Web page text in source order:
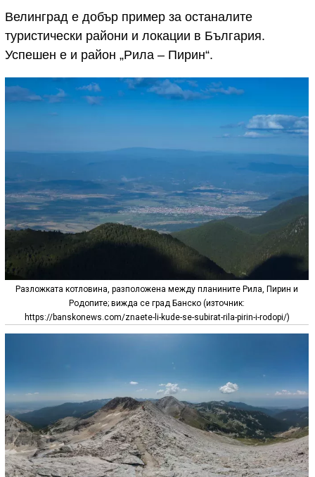
Велинград е добър пример за останалите
туристически райони и локации в България.
Успешен е и район „Рила – Пирин“.
Разложката котловина, разположена между планините Рила, Пирин и
Родопите; вижда се град Банско (източник:
https://banskonews.com/znaete-li-kude-se-subirat-rila-pirin-i-rodopi/)